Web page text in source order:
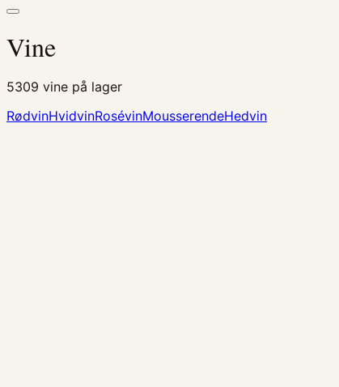
Vine
5309 vine på lager
RødvinHvidvinRosévinMousserendeHedvin